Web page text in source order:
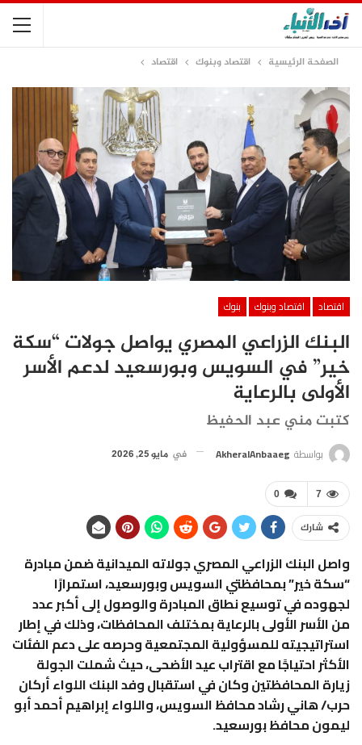
الصفحة الرئيسية اقتصاد وبنوك اقتصاد
اقتصاد اقتصاد وبنوك بنوك
البنك الزراعي المصري يواصل جولات “سكة
خير” في السويس وبورسعيد لدعم الأسر
الأولى بالرعاية
كتبت مني عبد الحفيظ
بواسطة AkheralAnbaaeg في مايو 25, 2026
0 7
شارك
واصل البنك الزراعي المصري جولاته الميدانية ضمن مبادرة
“سكة خير” بمحافظتي السويس وبورسعيد، استمرارًا
لجهوده في توسيع نطاق المبادرة والوصول إلى أكبر عدد
من الأسر الأولى بالرعاية بمختلف المحافظات، وذلك في إطار
استراتيجيته للمسؤولية المجتمعية وحرصه على دعم الفئات
الأكثر احتياجًا مع اقتراب عيد الأضحى، حيث شملت الجولة
زيارة المحافظتين وكان في استقبال وفد البنك اللواء أركان
حرب/ هاني رشاد محافظ السويس، واللواء إبراهيم أحمد أبو
ليمون محافظ بورسعيد.